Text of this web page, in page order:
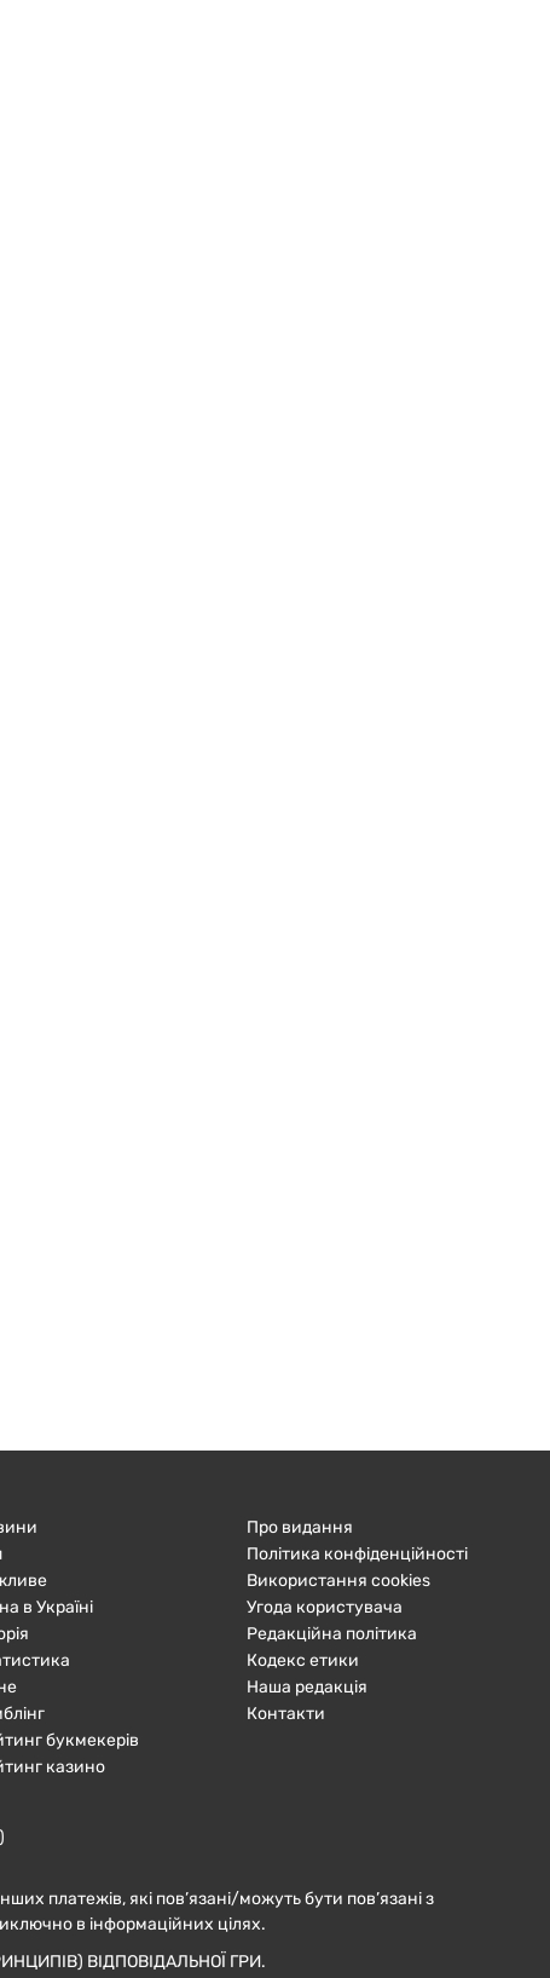
в Україні
букмекерів
казино
Про видання
Політика конфіденційності
Використання cookies
Угода користувача
Редакційна політика
Кодекс етики
Наша редакція
Контакти
платежів, які пов’язані/можуть бути пов’язані з
в інформаційних цілях.
ВІДПОВІДАЛЬНОЇ ГРИ.